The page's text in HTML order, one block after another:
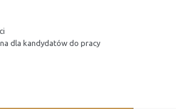
dla kandydatów do pracy